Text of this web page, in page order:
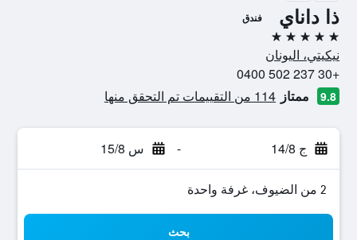
ذا داناي فندق
5 نجوم
نيكيتي، اليونان
+30 237 502 0400
9.8 ممتاز 114 من التقييمات تم التحقق منها
ج 14/8 - س 15/8
2 من الضيوف، غرفة واحدة
بحث